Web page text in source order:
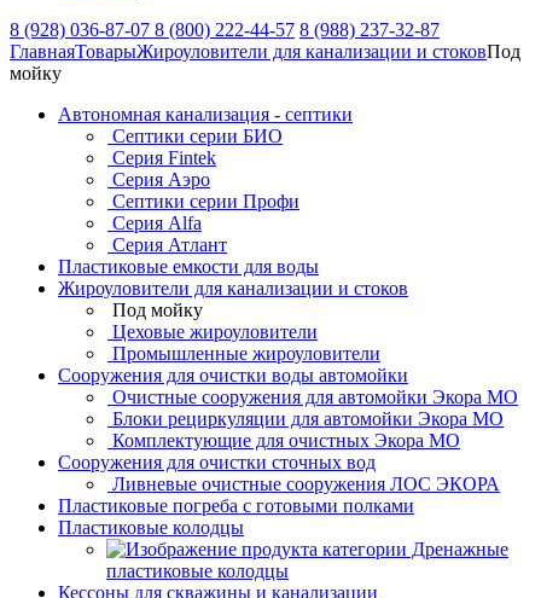
8 (928) 036-87-07 8 (800) 222-44-57 8 (988) 237-32-87
ГлавнаяТоварыЖироуловители для канализации и стоковПод
мойку
Автономная канализация - септики
Септики серии БИО
Серия Fintek
Серия Аэро
Септики серии Профи
Серия Alfa
Серия Атлант
Пластиковые емкости для воды
Жироуловители для канализации и стоков
Под мойку
Цеховые жироуловители
Промышленные жироуловители
Сооружения для очистки воды автомойки
Очистные сооружения для автомойки Экора МО
Блоки рециркуляции для автомойки Экора МО
Комплектующие для очистных Экора МО
Сооружения для очистки сточных вод
Ливневые очистные сооружения ЛОС ЭКОРА
Пластиковые погреба с готовыми полками
Пластиковые колодцы
Дренажные
пластиковые колодцы
Кессоны для скважины и канализации